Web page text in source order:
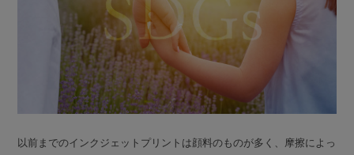
以前までのインクジェットプリントは顔料のものが多く、摩擦によっ